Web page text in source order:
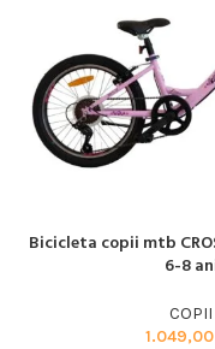
CITEȘTE MAI MULT
Bicicleta copii mtb
6-8
COPII
1.049,00